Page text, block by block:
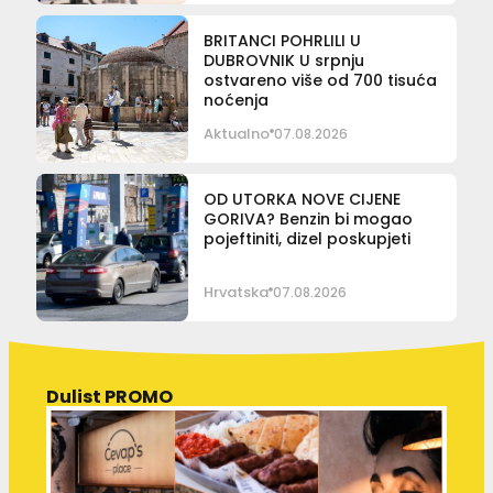
BRITANCI POHRLILI U
DUBROVNIK U srpnju
ostvareno više od 700 tisuća
noćenja
Aktualno 07.08.2026
OD UTORKA NOVE CIJENE
GORIVA? Benzin bi mogao
pojeftiniti, dizel poskupjeti
Hrvatska 07.08.2026
Dulist PROMO